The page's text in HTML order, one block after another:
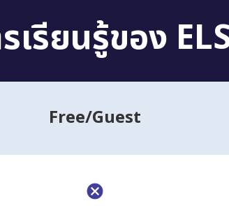
เรียนรู้ของ
Free/Guest